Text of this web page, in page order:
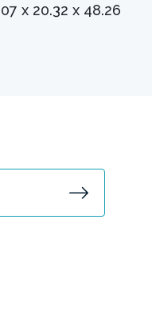
x 20.32 x 48.26